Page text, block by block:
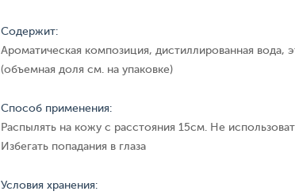
Содержит:
Ароматическая композиция, дистиллированная вода,
(объемная доля см. на упаковке)
Способ применения:
Распылять на кожу с расстояния 15см. Не
Избегать попадания в глаза
Условия хранения: